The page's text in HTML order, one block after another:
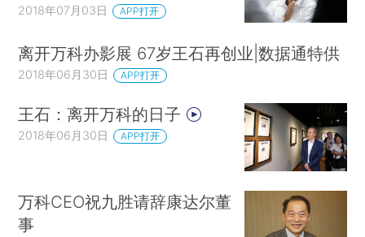
2018年07月03日 APP打开
离开万科办影展 67岁王石再创业|数据通特供
2018年06月30日 APP打开
王石：离开万科的日子
2018年06月30日 APP打开
万科CEO祝九胜请辞康达尔董
事